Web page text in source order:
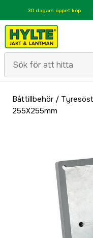
30 dagars öppet köp
Båttillbehör/
255X255mm